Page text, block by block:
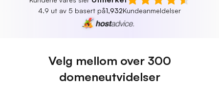
4.9 ut av 5 basert på1,932Kundeanmeldelser
Velg mellom over 300
domeneutvidelser